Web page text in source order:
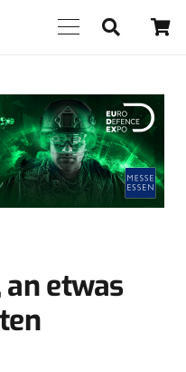
an etwas